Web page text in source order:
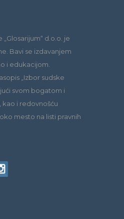
d.o.o. je
Bavi se izdavanjem
i edukacijom.
„Izbor sudske
svom bogatom i
kao i redovnošću
mesto na listi pravnih